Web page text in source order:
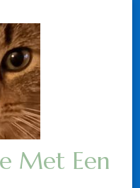
Met Een